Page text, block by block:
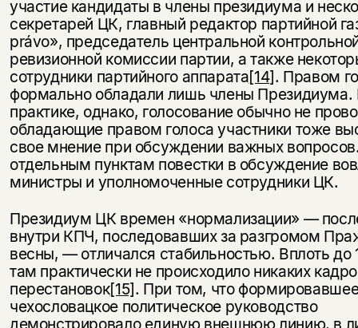
участие кандидаты в члены президиума и
секретарей ЦК, главный редактор партийной
právo», председатель центральной
ревизионной комиссии партии, а также
сотрудники партийного аппарата[14]. Правом
формально обладали лишь члены Президиума.
практике, однако, голосование обычно не
обладающие правом голоса участники тоже
свое мнение при обсуждении важных
отдельным пунктам повестки в обсуждение
министры и уполномоченные сотрудники ЦК.
Президиум ЦК времен «нормализации» —
внутри КПЧ, последовавших за разгромом
весны, — отличался стабильностью. Вплоть до
там практически не происходило никаких
перестановок[15]. При том, что формировавшее
чехословацкое политическое руководство
демонстрировало единую внешнюю линию, в